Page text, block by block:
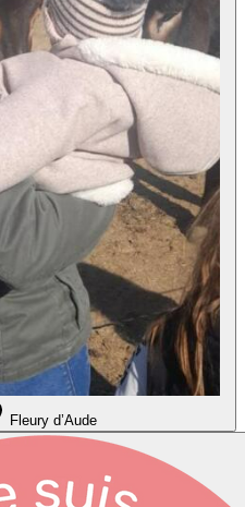
Fleury d’Aude